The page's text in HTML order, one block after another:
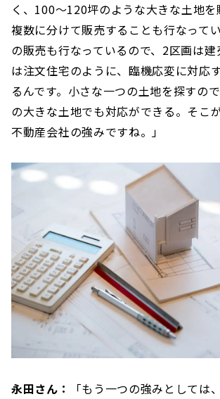
く、100〜120坪のような大きな土地を
複数に分けて販売することも行なって
の販売も行なっているので、2区画は
は注文住宅のように、臨機応変に対応
るんです。小さな一つの土地を探すの
の大きな土地でも対応ができる。そこ
不動産会社の強みですね。」
永田さん：
「もう一つの強みとしては